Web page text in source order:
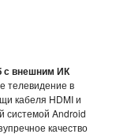
с внешним ИК
телевидение в
кабеля HDMI и
системой Android
качество